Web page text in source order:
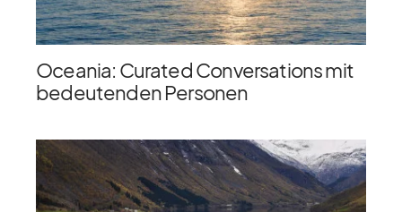
Oceania: Curated Conversations mit
bedeutenden Personen